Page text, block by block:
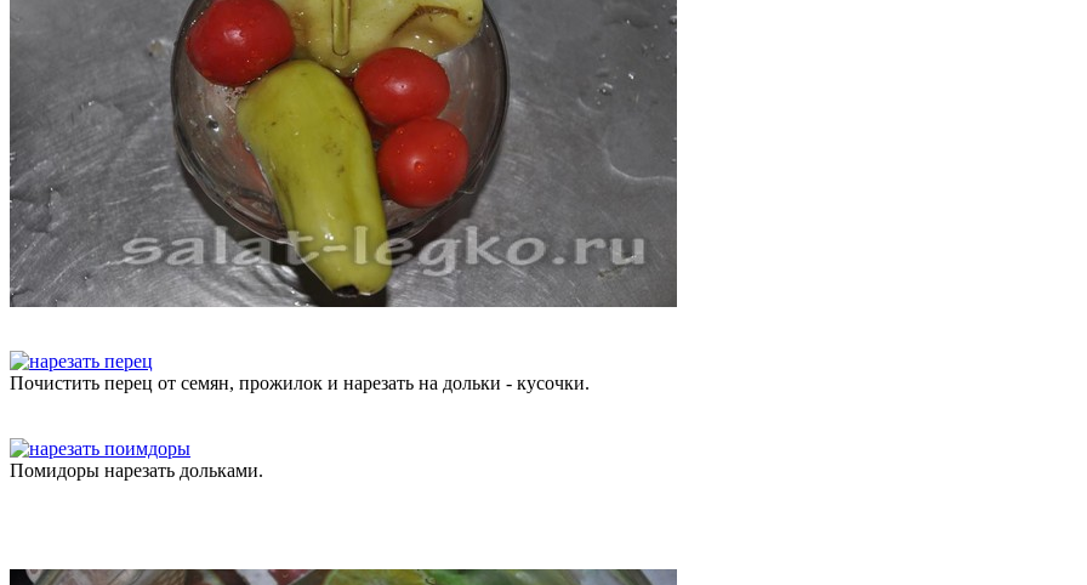
Почистить перец от семян, прожилок и нарезать на дольки - кусочки.
Помидоры нарезать дольками.